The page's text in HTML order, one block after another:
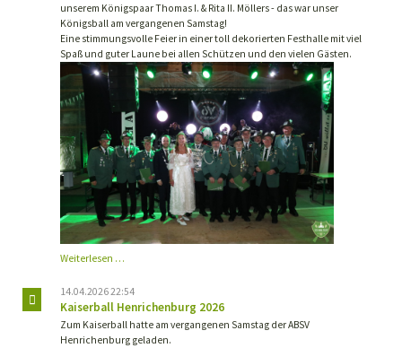
unserem Königspaar Thomas I. & Rita II. Möllers - das war unser
Königsball am vergangenen Samstag!
Eine stimmungsvolle Feier in einer toll dekorierten Festhalle mit viel
Spaß und guter Laune bei allen Schützen und den vielen Gästen.
Weiterlesen …Königsball
14.04.2026 22:54
Kaiserball Henrichenburg 2026
Zum Kaiserball hatte am vergangenen Samstag der ABSV
Henrichenburg geladen.